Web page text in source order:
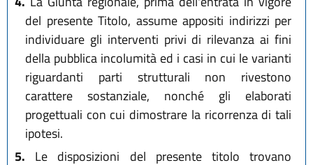
del presente Titolo, assume appositi indirizzi per
individuare gli interventi privi di rilevanza ai fini
della pubblica incolumità ed i casi in cui le varianti
riguardanti parti strutturali non rivestono
carattere sostanziale, nonché gli elaborati
progettuali con cui dimostrare la ricorrenza di tali
ipotesi.
5. Le disposizioni del presente titolo trovano